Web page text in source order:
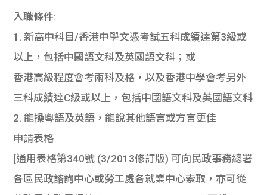
入職條件:
1. 新高中科目/香港中學文憑考試五科成績達第3級或
以上，包括中國語文科及英國語文科；或
香港高級程度會考兩科及格，以及香港中學會考另外
三科成績達C級或以上，包括中國語文科及英國語文科
2. 能操粵語及英語，能說其他語言或方言更佳
申請表格
[通用表格第340號 (3/2013修訂版) 可向民政事務總署
各區民政諮詢中心或勞工處各就業中心索取，亦可從